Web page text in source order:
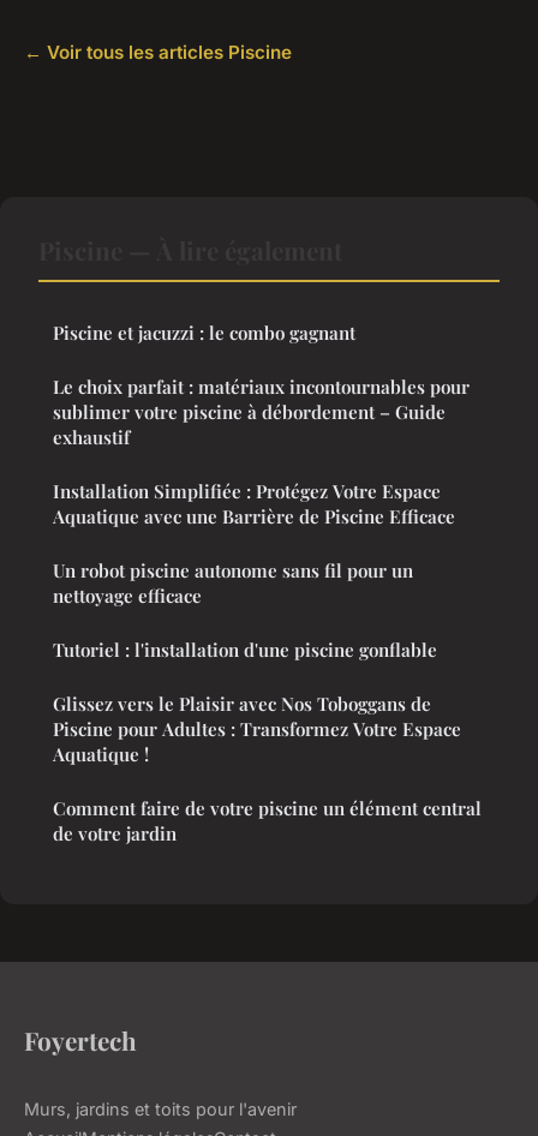
← Voir tous les articles Piscine
Piscine et jacuzzi : le combo gagnant
Le choix parfait : matériaux incontournables pour
sublimer votre piscine à débordement – Guide
exhaustif
Installation Simplifiée : Protégez Votre Espace
Aquatique avec une Barrière de Piscine Efficace
Un robot piscine autonome sans fil pour un
nettoyage efficace
Tutoriel : l'installation d'une piscine gonflable
Glissez vers le Plaisir avec Nos Toboggans de
Piscine pour Adultes : Transformez Votre Espace
Aquatique !
Comment faire de votre piscine un élément central
de votre jardin
Foyertech
Murs, jardins et toits pour l'avenir